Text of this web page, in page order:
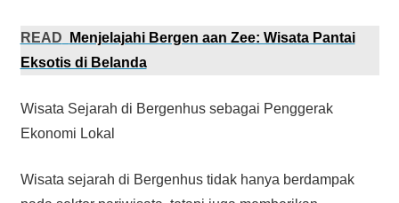
READ
Menjelajahi Bergen aan Zee: Wisata Pantai
Eksotis di Belanda
Wisata Sejarah di Bergenhus sebagai Penggerak
Ekonomi Lokal
Wisata sejarah di Bergenhus tidak hanya berdampak